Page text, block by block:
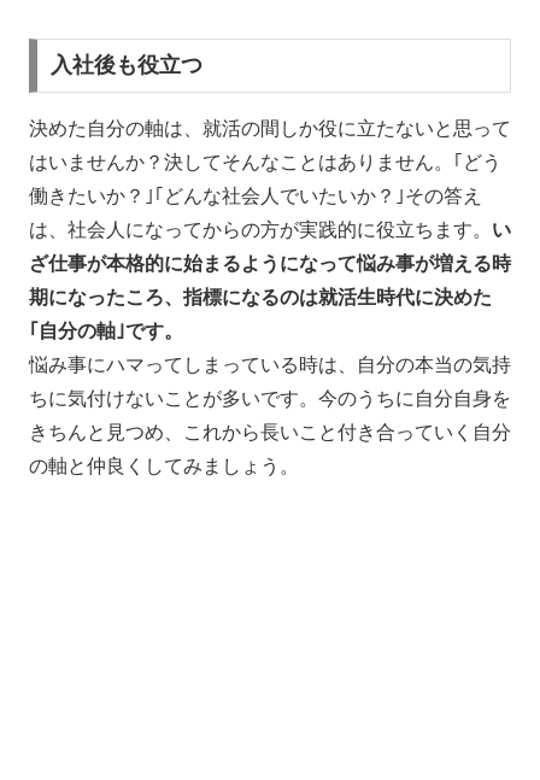
入社後も役立つ
決めた自分の軸は、就活の間しか役に立たないと思って
はいませんか？決してそんなことはありません。｢どう
働きたいか？｣｢どんな社会人でいたいか？｣その答え
は、社会人になってからの方が実践的に役立ちます。 い
ざ仕事が本格的に始まるようになって悩み事が増える時
期になったころ、指標になるのは就活生時代に決めた
｢自分の軸｣です。
悩み事にハマってしまっている時は、自分の本当の気持
ちに気付けないことが多いです。今のうちに自分自身を
きちんと見つめ、これから長いこと付き合っていく自分
の軸と仲良くしてみましょう。